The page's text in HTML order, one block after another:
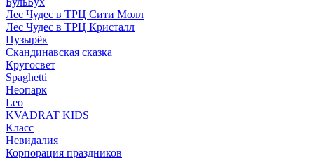
Лес Чудес в ТРЦ Сити Молл
Лес Чудес в ТРЦ Кристалл
Пузырëк
Скандинавская сказка
Кругосвет
Spaghetti
Неопарк
Leo
KVADRAT KIDS
Класс
Невидалия
Корпорация праздников